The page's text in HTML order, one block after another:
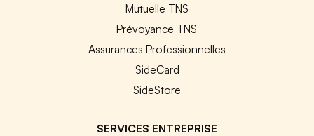
Mutuelle TNS
Prévoyance TNS
Assurances Professionnelles
SideCard
SideStore
SERVICES ENTREPRISE